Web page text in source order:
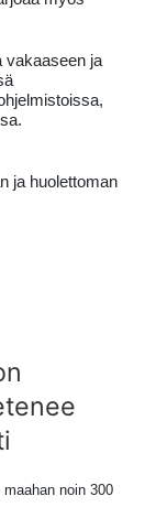
vakaaseen ja
ja huolettoman
noin 300